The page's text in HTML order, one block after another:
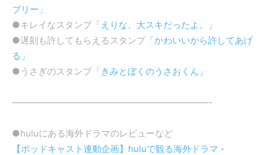
ブリー」
●キレイなスタンプ「えりな、大スキだったよ。」
●遅刻も許してもらえるスタンプ「かわいいから許してあげ
る」
●うさぎのスタンプ「きみとぼくのうさおくん」
——————————————————————-
●huluにある海外ドラマのレビューなど
【ポッドキャスト連動企画】huluで観る海外ドラマ -